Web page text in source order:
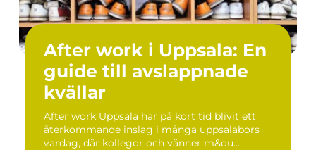
After work i Uppsala: En
guide till avslappnade
kvällar
After work Uppsala har på kort tid blivit ett
återkommande inslag i många uppsalabors
vardag, där kollegor och vänner m&ou...